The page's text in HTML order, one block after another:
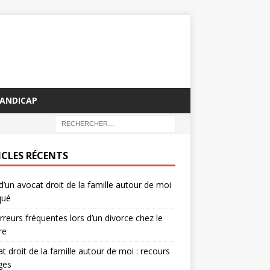
RÉCENTS
avocat droit de la famille autour de moi
fréquentes lors d’un divorce chez le
droit de la famille autour de moi : recours